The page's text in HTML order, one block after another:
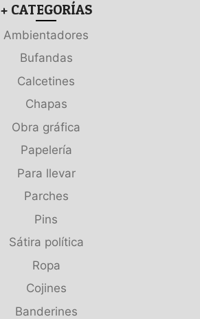
+ CATEGORÍAS
Ambientadores
Bufandas
Calcetines
Chapas
Obra gráfica
Papelería
Para llevar
Parches
Pins
Sátira política
Ropa
Cojines
Banderines